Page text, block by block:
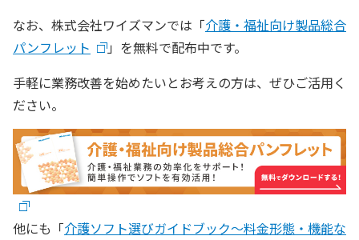
なお、株式会社ワイズマンでは「介護・福祉向け製品総合
パンフレット
」を無料で配布中です。
手軽に業務改善を始めたいとお考えの方は、ぜひご活用く
ださい。
他にも「介護ソフト選びガイドブック〜料金形態・機能な